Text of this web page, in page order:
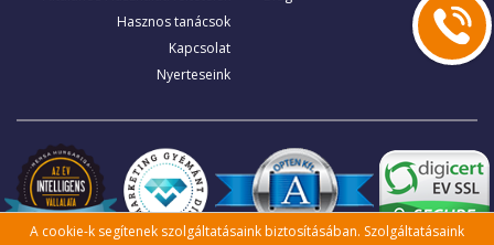
Hasznos tanácsok
Kapcsolat
Nyerteseink
A cookie-k segítenek szolgáltatásaink biztosításában. Szolgáltatásaink